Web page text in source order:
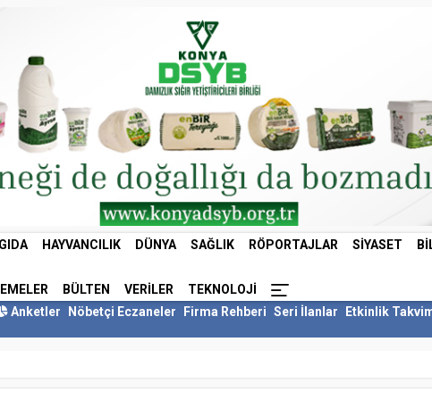
HAYVANCILIK DÜNYA SAĞLIK RÖPORTAJLAR SIYASET
BÜLTEN VERILER
TEKNOLOJI
Anketler
Nöbetçi Eczaneler Firma Rehberi Seri İlanlar Etkinlik